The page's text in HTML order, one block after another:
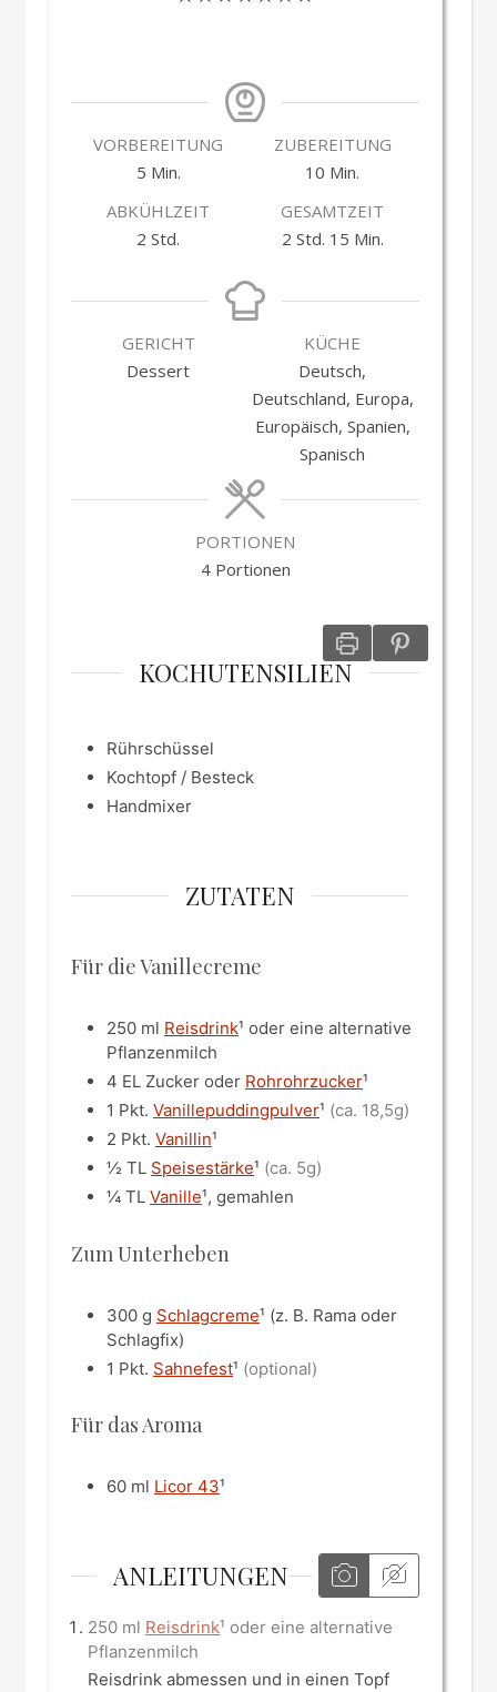
VORBEREITUNG
5Minuten
Min.
ZUBEREITUNG
10 Minuten
Min.
ABKÜHLZEIT
2 Stunden
Std.
GESAMTZEIT
2Stunden
Std. 15Minuten
Min.
GERICHT
Dessert
KÜCHE
Deutsch,
Deutschland, Europa,
Europäisch, Spanien,
Spanisch
PORTIONEN
4 Portionen
KOCHUTENSILIEN
Rührschüssel
Kochtopf / Besteck
Handmixer
ZUTATEN
Für die Vanillecreme
250 ml Reisdrink¹ oder eine alternative
Pflanzenmilch
4 EL Zucker oder Rohrohrzucker¹
1 Pkt. Vanillepuddingpulver¹ (ca. 18,5g)
2 Pkt. Vanillin¹
½ TL Speisestärke¹ (ca. 5g)
¼ TL Vanille¹, gemahlen
Zum Unterheben
300 g Schlagcreme¹ (z. B. Rama oder
Schlagfix)
1 Pkt. Sahnefest¹ (optional)
Für das Aroma
60 ml Licor 43¹
ANLEITUNGEN
250 ml Reisdrink¹ oder eine alternative
Pflanzenmilch
Reisdrink abmessen und in einen Topf